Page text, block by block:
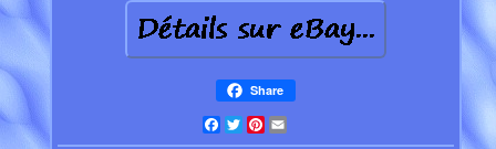
Share
Facebook
TwitterPinterest